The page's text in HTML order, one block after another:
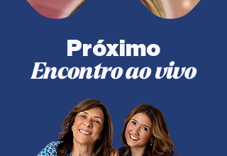
Próximo
Encontro ao vivo